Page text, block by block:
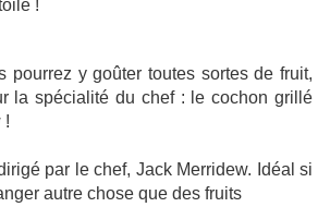
!
pourrez y goûter toutes sortes de fruit,
la spécialité du chef : le cochon grillé
!
par le chef, Jack Merridew. Idéal si
autre chose que des fruits